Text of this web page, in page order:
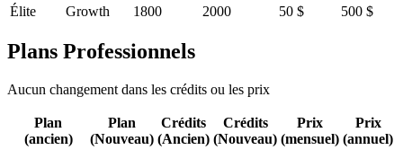
Élite
Growth 1800 2000 50 $ 500 $
Plans Professionnels
Aucun changement dans les crédits ou les prix
Plan
(ancien)
Plan
(Nouveau)
Crédits
(Ancien)
Crédits
(Nouveau)
Prix
(mensuel)
Prix
(annuel)